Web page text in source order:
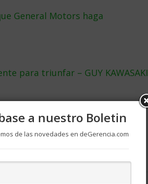
General Motors haga
para triunfar – GUY KAWASAKI
La crisis se agudiza y
marzo 17, 2009 0
a nuestro Boletin
de las novedades en deGerencia.com